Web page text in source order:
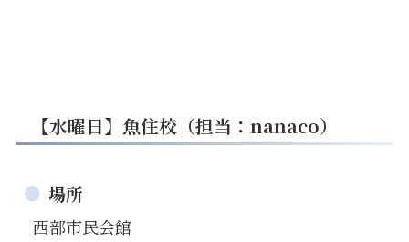
【水曜日】魚住校（担当：nanaco）
場所
西部市民会館